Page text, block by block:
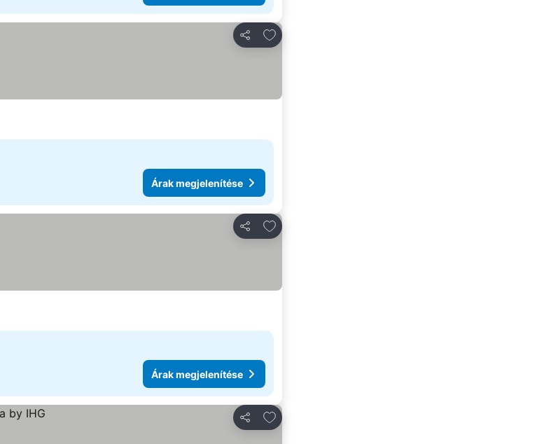
Megosztás
Hozzáadás a kedvencekhez
Árak megjelenítése
Megosztás
Hozzáadás a kedvencekhez
Árak megjelenítése
Megosztás
Hozzáadás a kedvencekhez